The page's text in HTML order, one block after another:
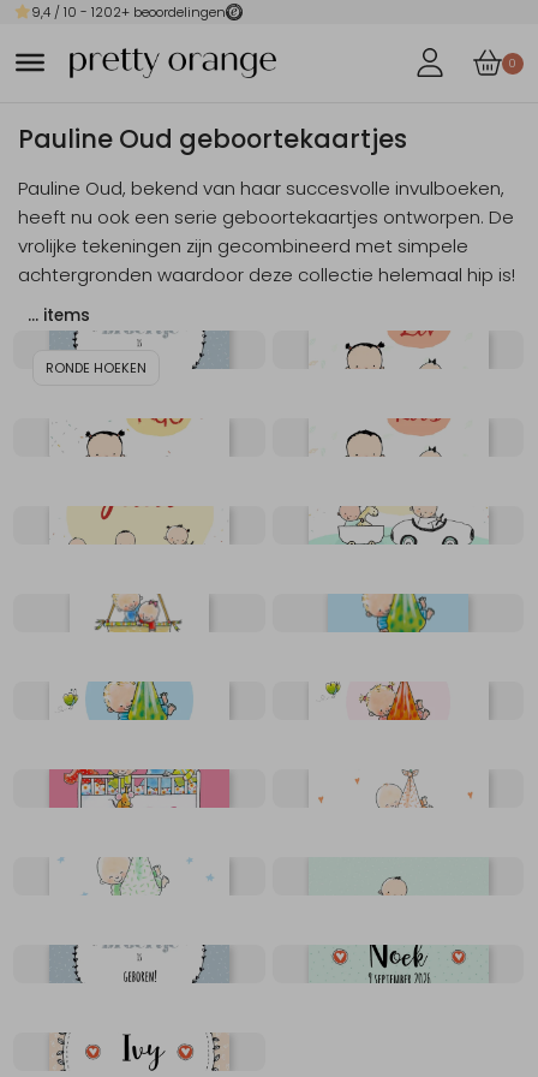
9,4 / 10 - 1202+ beoordelingen
0
Pauline Oud geboortekaartjes
Pauline Oud, bekend van haar succesvolle invulboeken,
heeft nu ook een serie geboortekaartjes ontworpen. De
vrolijke tekeningen zijn gecombineerd met simpele
achtergronden waardoor deze collectie helemaal hip is!
… items
RONDE HOEKEN